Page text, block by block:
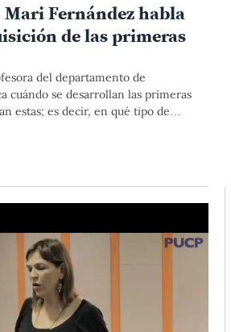
Fernández habla
de las primeras
del departamento de
cuándo se desarrollan las primeras
estas; es decir, en qué tipo de
que el infante logra formar sus